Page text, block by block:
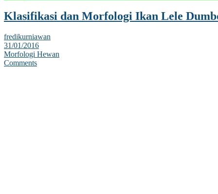
Klasifikasi dan Morfologi Ikan Lele
fredikurniawan
31/01/2016
Morfologi Hewan
Comments